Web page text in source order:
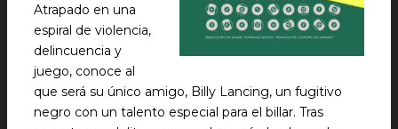
Atrapado en una
espiral de violencia,
delincuencia y
juego, conoce al
que será su único amigo, Billy Lancing, un fugitivo
negro con un talento especial para el billar. Tras